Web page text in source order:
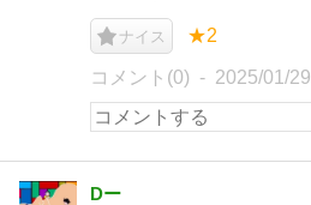
ナイス ★2
コメント(0) 2025/01/29
Dー